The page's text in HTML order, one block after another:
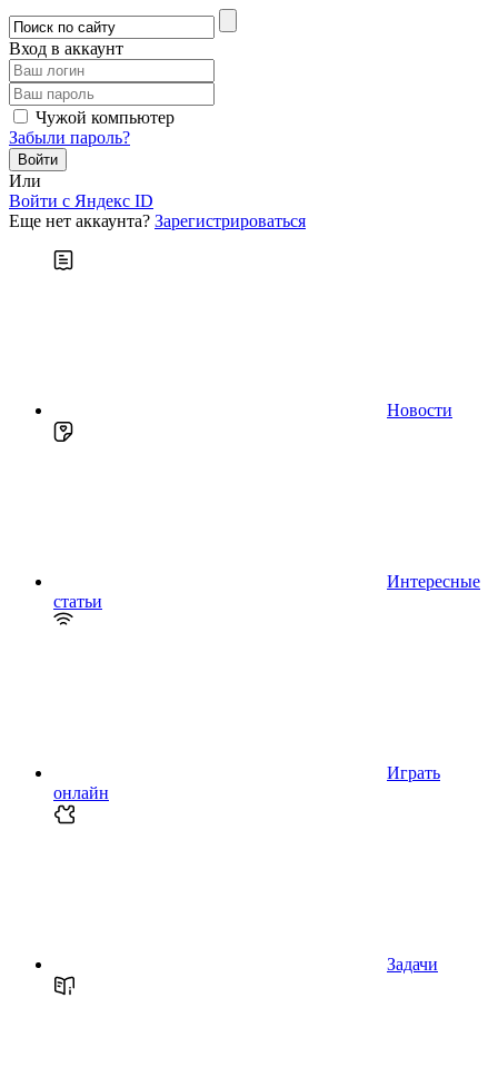
Вход в аккаунт
Чужой компьютер
Забыли пароль?
Или
Войти c Яндекс ID
Еще нет аккаунта? Зарегистрироваться
Новости
Интересные
статьи
Играть
онлайн
Задачи